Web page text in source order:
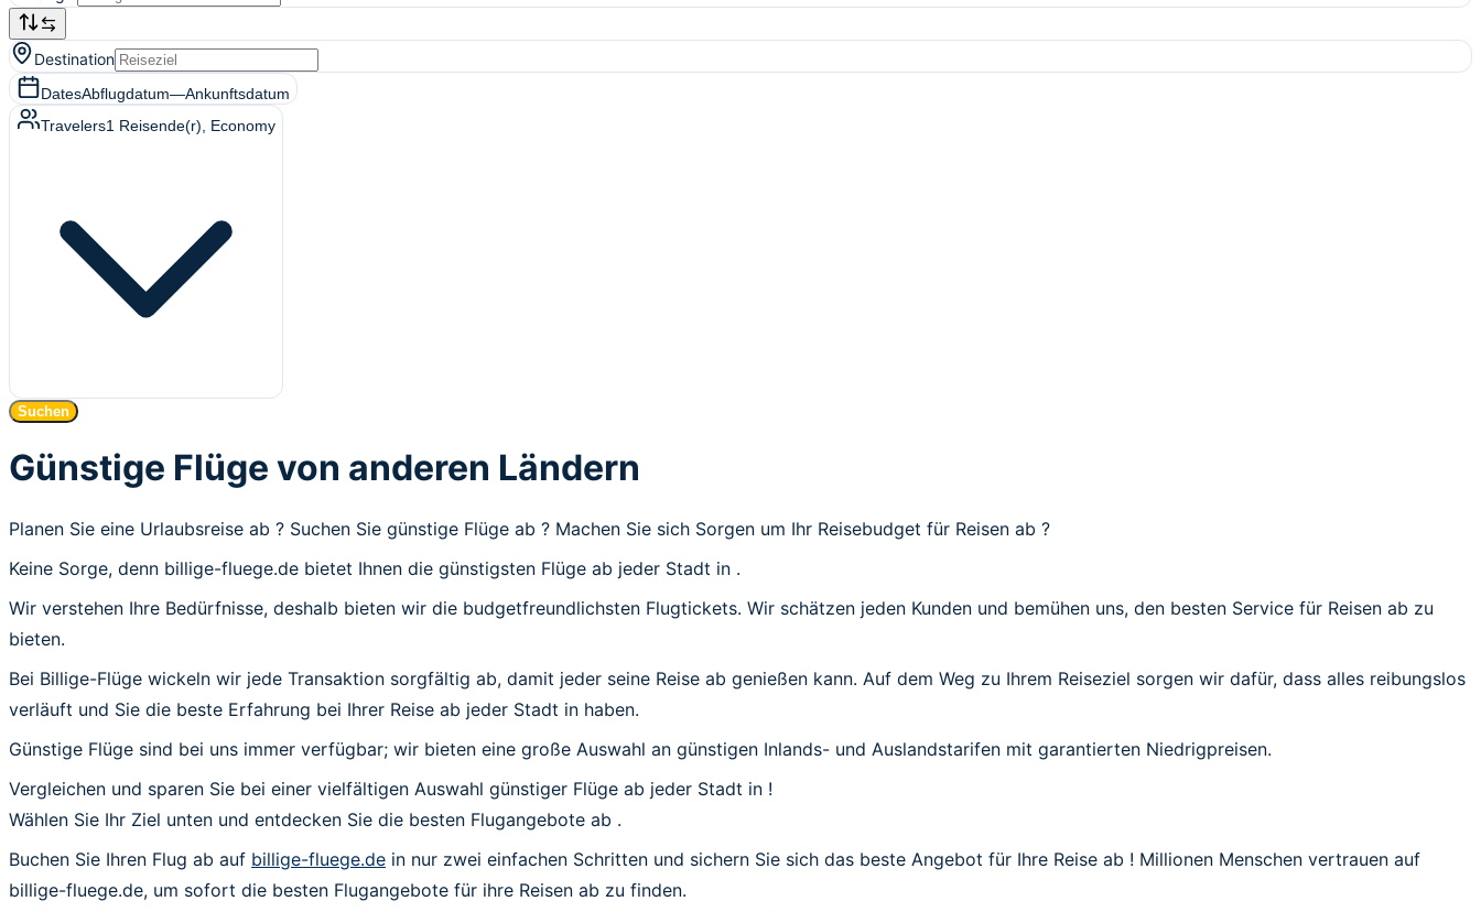
Destination
DatesAbflugdatum—Ankunftsdatum
Travelers1 Reisende(r) , Economy
Suchen
Günstige Flüge von anderen Ländern
Planen Sie eine Urlaubsreise ab ? Suchen Sie günstige Flüge ab ? Machen Sie sich Sorgen um Ihr Reisebudget für Reisen ab ?
Keine Sorge, denn billige-fluege.de bietet Ihnen die günstigsten Flüge ab jeder Stadt in .
Wir verstehen Ihre Bedürfnisse, deshalb bieten wir die budgetfreundlichsten Flugtickets. Wir schätzen jeden Kunden und bemühen uns, den besten Service für Reisen ab zu
bieten.
Bei Billige-Flüge wickeln wir jede Transaktion sorgfältig ab, damit jeder seine Reise ab genießen kann. Auf dem Weg zu Ihrem Reiseziel sorgen wir dafür, dass alles reibungslos
verläuft und Sie die beste Erfahrung bei Ihrer Reise ab jeder Stadt in haben.
Günstige Flüge sind bei uns immer verfügbar; wir bieten eine große Auswahl an günstigen Inlands- und Auslandstarifen mit garantierten Niedrigpreisen.
Vergleichen und sparen Sie bei einer vielfältigen Auswahl günstiger Flüge ab jeder Stadt in !
Wählen Sie Ihr Ziel unten und entdecken Sie die besten Flugangebote ab .
Buchen Sie Ihren Flug ab auf billige-fluege.de in nur zwei einfachen Schritten und sichern Sie sich das beste Angebot für Ihre Reise ab ! Millionen Menschen vertrauen auf
billige-fluege.de, um sofort die besten Flugangebote für ihre Reisen ab zu finden.